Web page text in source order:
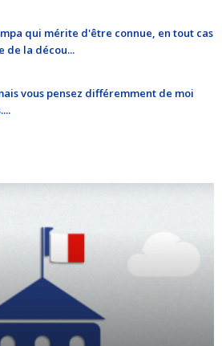
qui mérite d'être connue, en tout cas
de la décou...
vous pensez différemment de moi